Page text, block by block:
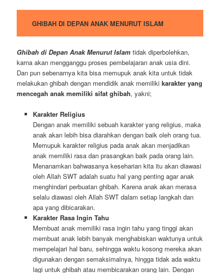
GHIBAH DI DEPAN ANAK MENURUT ISLAM
Ghibah di Depan Anak Menurut Islam tidak diperbolehkan,
karna akan mengganggu proses pembelajaran anak usia dini.
Dan pun sebenarnya kita bisa memupuk anak kita untuk tidak
melakukan ghibah dengan mendidik anak memilikikarakter yang
mencegah anak memiliki sifat ghibah, yakni;
Karakter Religius
Dengan anak memiliki sebuah karakter yang religius, maka
anak akan lebih bisa diarahkan dengan baik oleh orang tua.
Memupuk karakter religius pada anak akan menjadikan
anak memiliki rasa dan prasangkan baik pada orang lain.
Menanamkan bahwasanya keseharian kita itu akan diawasi
oleh Allah SWT adalah suatu hal yang penting agar anak
menghindari perbuatan ghibah. Karena anak akan merasa
selalu diawasi oleh Allah SWT dalam setiap langkah dan
apa yang dibicarakan.
Karakter Rasa Ingin Tahu
Membuat anak memiliki rasa ingin tahu yang tinggi akan
membuat anak lebih banyak menghabiskan waktunya untuk
mempelajari hal baru, sehingga waktu kosong mereka akan
digunakan dengan semaksimalnya, hingga tidak ada waktu
lagi untuk ghibah atau membicarakan orang lain. Dengan